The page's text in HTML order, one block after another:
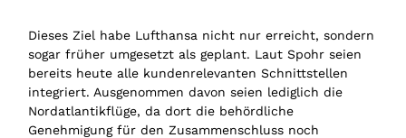
Dieses Ziel habe Lufthansa nicht nur erreicht, sondern
sogar früher umgesetzt als geplant. Laut Spohr seien
bereits heute alle kundenrelevanten Schnittstellen
integriert. Ausgenommen davon seien lediglich die
Nordatlantikflüge, da dort die behördliche
Genehmigung für den Zusammenschluss noch